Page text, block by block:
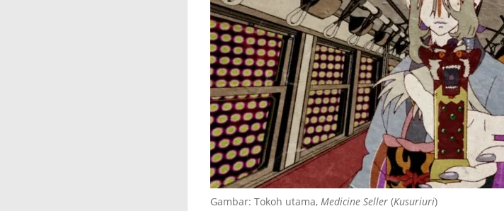
Gambar: Tokoh utama, Medicine Seller (Kusuriuri)